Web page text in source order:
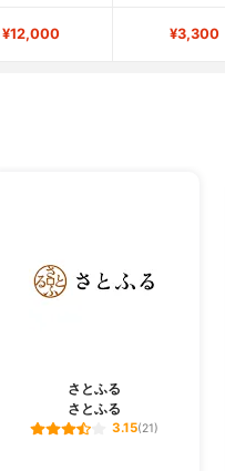
¥12,000 ¥3,300
さとふる
さとふる
3.15(21)